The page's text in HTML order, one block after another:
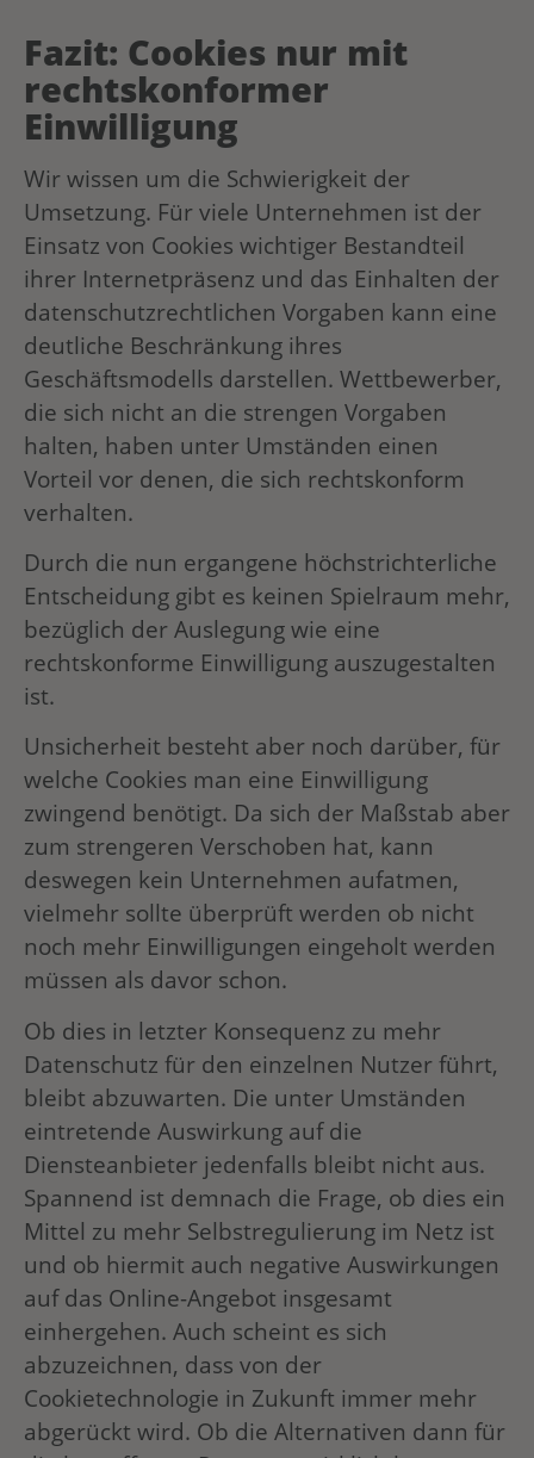
Fazit: Cookies nur mit
rechtskonformer
Einwilligung
Wir wissen um die Schwierigkeit der
Umsetzung. Für viele Unternehmen ist der
Einsatz von Cookies wichtiger Bestandteil
ihrer Internetpräsenz und das Einhalten der
datenschutzrechtlichen Vorgaben kann eine
deutliche Beschränkung ihres
Geschäftsmodells darstellen. Wettbewerber,
die sich nicht an die strengen Vorgaben
halten, haben unter Umständen einen
Vorteil vor denen, die sich rechtskonform
verhalten.
Durch die nun ergangene höchstrichterliche
Entscheidung gibt es keinen Spielraum mehr,
bezüglich der Auslegung wie eine
rechtskonforme Einwilligung auszugestalten
ist.
Unsicherheit besteht aber noch darüber, für
welche Cookies man eine Einwilligung
zwingend benötigt. Da sich der Maßstab aber
zum strengeren Verschoben hat, kann
deswegen kein Unternehmen aufatmen,
vielmehr sollte überprüft werden ob nicht
noch mehr Einwilligungen eingeholt werden
müssen als davor schon.
Ob dies in letzter Konsequenz zu mehr
Datenschutz für den einzelnen Nutzer führt,
bleibt abzuwarten. Die unter Umständen
eintretende Auswirkung auf die
Diensteanbieter jedenfalls bleibt nicht aus.
Spannend ist demnach die Frage, ob dies ein
Mittel zu mehr Selbstregulierung im Netz ist
und ob hiermit auch negative Auswirkungen
auf das Online-Angebot insgesamt
einhergehen. Auch scheint es sich
abzuzeichnen, dass von der
Cookietechnologie in Zukunft immer mehr
abgerückt wird. Ob die Alternativen dann für